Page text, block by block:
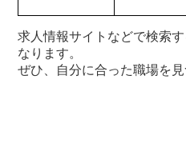
求人情報サイトなどで検索
なります。
ぜひ、自分に合った職場を見